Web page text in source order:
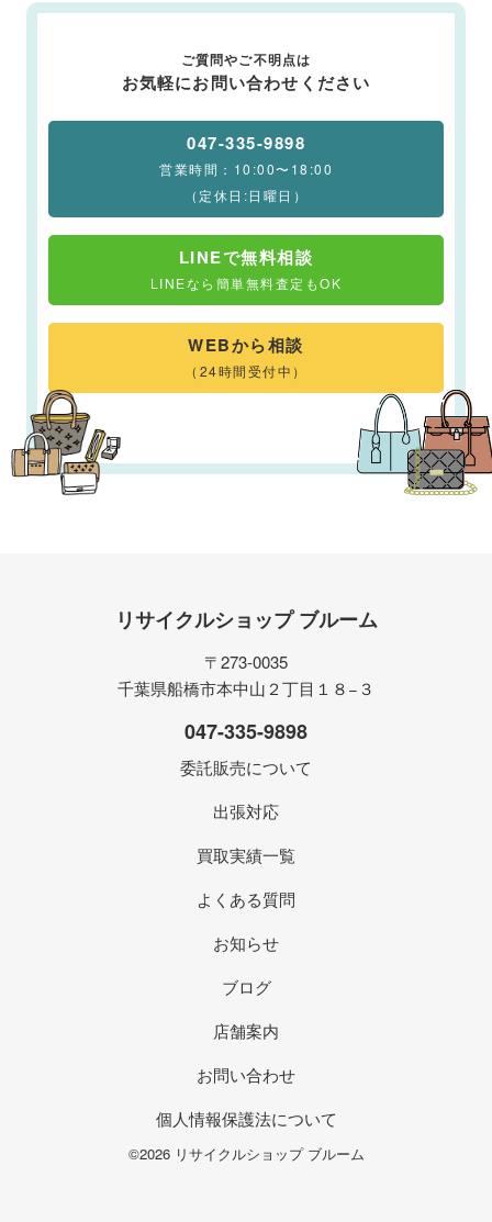
ご質問やご不明点は
お気軽にお問い合わせください
047-335-9898
営業時間：10:00〜18:00
（定休日:日曜日）
LINEで無料相談
LINEなら簡単無料査定もOK
WEBから相談
（24時間受付中）
リサイクルショップ ブルーム
〒273-0035
千葉県船橋市本中山２丁目１８−３
047-335-9898
委託販売について
出張対応
買取実績一覧
よくある質問
お知らせ
ブログ
店舗案内
お問い合わせ
個人情報保護法について
©2026 リサイクルショップ ブルーム